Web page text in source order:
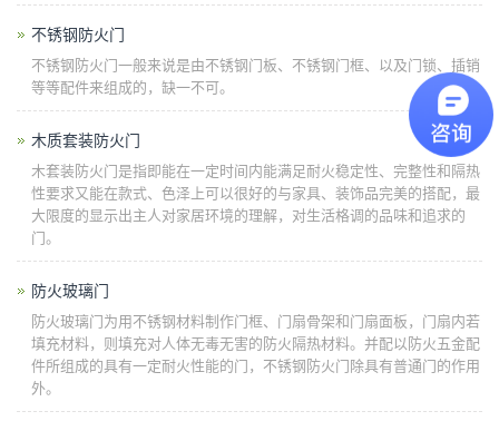
不锈钢防火门
不锈钢防火门一般来说是由不锈钢门板、不锈钢门框、以及门锁、插销
等等配件来组成的，缺一不可。
木质套装防火门
木套装防火门是指即能在一定时间内能满足耐火稳定性、完整性和隔热
性要求又能在款式、色泽上可以很好的与家具、装饰品完美的搭配，最
大限度的显示出主人对家居环境的理解，对生活格调的品味和追求的
门。
防火玻璃门
防火玻璃门为用不锈钢材料制作门框、门扇骨架和门扇面板，门扇内若
填充材料，则填充对人体无毒无害的防火隔热材料。并配以防火五金配
件所组成的具有一定耐火性能的门，不锈钢防火门除具有普通门的作用
外。